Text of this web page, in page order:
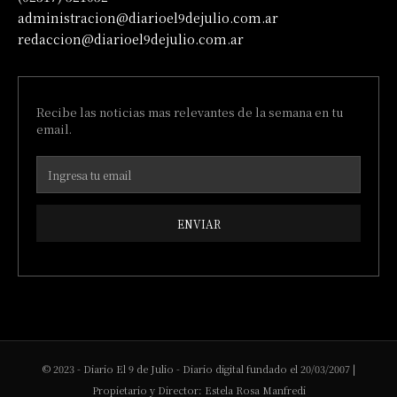
administracion@diarioel9dejulio.com.ar
redaccion@diarioel9dejulio.com.ar
Recibe las noticias mas relevantes de la semana en tu
email.
ENVIAR
© 2023 - Diario El 9 de Julio - Diario digital fundado el 20/03/2007 |
Propietario y Director: Estela Rosa Manfredi